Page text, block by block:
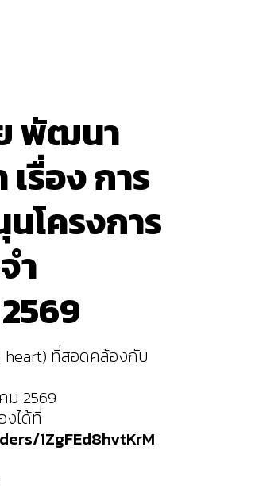
พัฒนา
รื่อง การ
โครงการ
ำ
heart) ที่สอดคล้องกับ
2569
งได้ที่
1ZgFEd8hvtKrM